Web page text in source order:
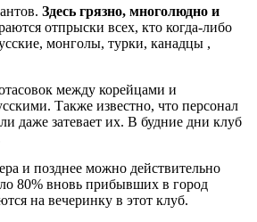
Здесь грязно, многолюдно и
отпрыски всех, кто когда-либо
монголы, турки, канадцы ,
между корейцами и
Также известно, что персонал
даже затевает их. В будние дни клуб
и позднее можно действительно
80% вновь прибывших в город
на вечеринку в этот клуб.